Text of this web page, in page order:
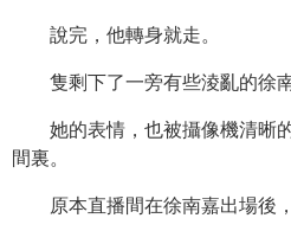
說完，他轉身就走。
隻剩下了一旁有些淩亂的徐南
她的表情，也被攝像機清晰
間裏。
原本直播間在徐南嘉出場後